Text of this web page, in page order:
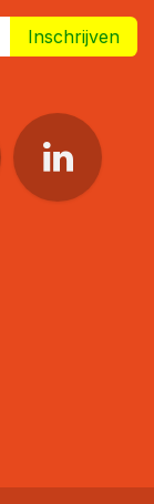
Inschrijven